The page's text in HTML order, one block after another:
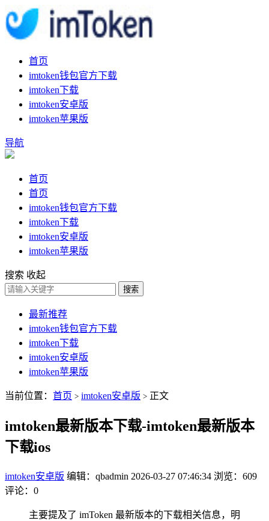
首页
imtoken钱包官方下载
imtoken下载
imtoken安卓版
imtoken苹果版
导航
首页
首页
imtoken钱包官方下载
imtoken下载
imtoken安卓版
imtoken苹果版
搜索 收起
搜索
最新推荐
imtoken钱包官方下载
imtoken下载
imtoken安卓版
imtoken苹果版
当前位置： 首页 > imtoken安卓版 > 正文
imtoken最新版本下载-imtoken最新版本
下载ios
imtoken安卓版 编辑：qbadmin 2026-03-27 07:46:34 浏览：609
评论：0
主要提及了 imToken 最新版本的下载相关信息，明